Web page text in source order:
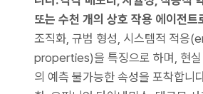
또는 수천 개의 상호 작용 에이전트
조직화, 규범 형성, 시스템적 적응
properties)을 특징으로 하며, 현실
의 예측 불가능한 속성을 포착합니